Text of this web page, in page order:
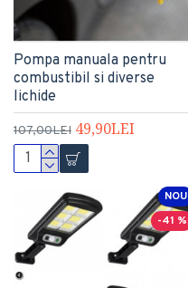
Pompa manuala pentru
combustibil si diverse
lichide
107,00LEI 49,90LEI
NOU
-41 %